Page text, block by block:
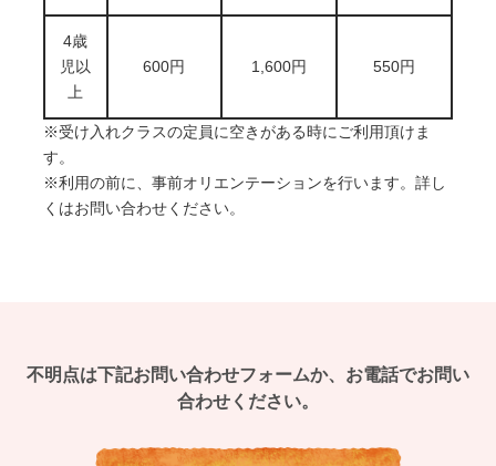
4歳
児以
上
600円 1,600円 550円
※受け入れクラスの定員に空きがある時にご利用頂けま
す。
※利用の前に、事前オリエンテーションを行います。詳し
くはお問い合わせください。
不明点は下記お問い合わせフォームか、お電話でお問い
合わせください。